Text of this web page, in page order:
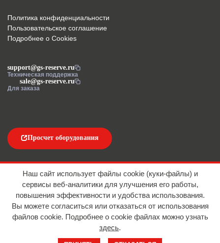
support@gs-reserve.ru
Техническая поддержка
sale@gs-reserve.ru
Для заказа
Просчет оборудования
Политика конфиденциальности
Пользовательское соглашение
Подробнее о Cookies
Наш сайт использует файлы cookie (куки-файлы) и
сервисы веб-аналитики для улучшения его работы,
повышения эффективности и удобства использования.
Вы можете согласиться или отказаться от использования
файлов сookie. Подробнее о cookie файлах можно узнать
здесь.